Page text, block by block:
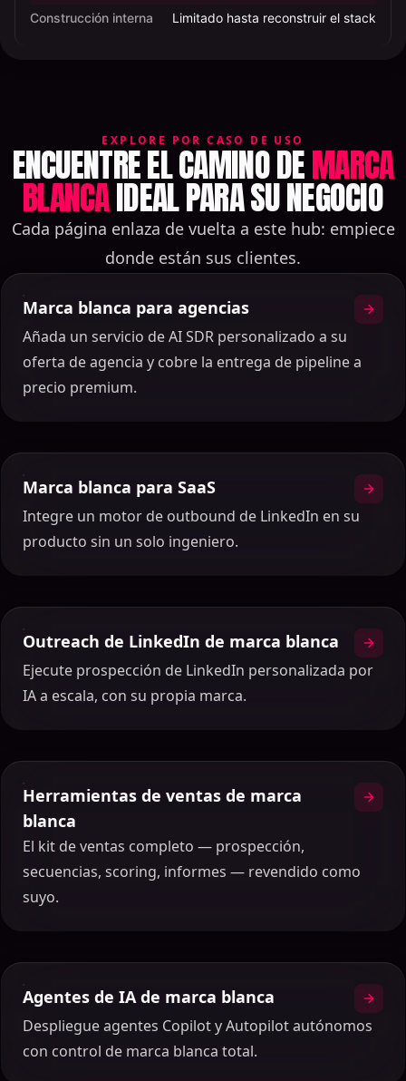
Construcción interna
Limitado hasta reconstruir el stack
EXPLORE POR CASO DE USO
ENCUENTRE EL CAMINO DEMARCA
BLANCAIDEAL PARA SU NEGOCIO
Cada página enlaza de vuelta a este hub: empiece
donde están sus clientes.
Marca blanca para agencias
Añada un servicio de AI SDR personalizado a su
oferta de agencia y cobre la entrega de pipeline a
precio premium.
Marca blanca para SaaS
Integre un motor de outbound de LinkedIn en su
producto sin un solo ingeniero.
Outreach de LinkedIn de marca blanca
Ejecute prospección de LinkedIn personalizada por
IA a escala, con su propia marca.
Herramientas de ventas de marca
blanca
El kit de ventas completo — prospección,
secuencias, scoring, informes — revendido como
suyo.
Agentes de IA de marca blanca
Despliegue agentes Copilot y Autopilot autónomos
con control de marca blanca total.